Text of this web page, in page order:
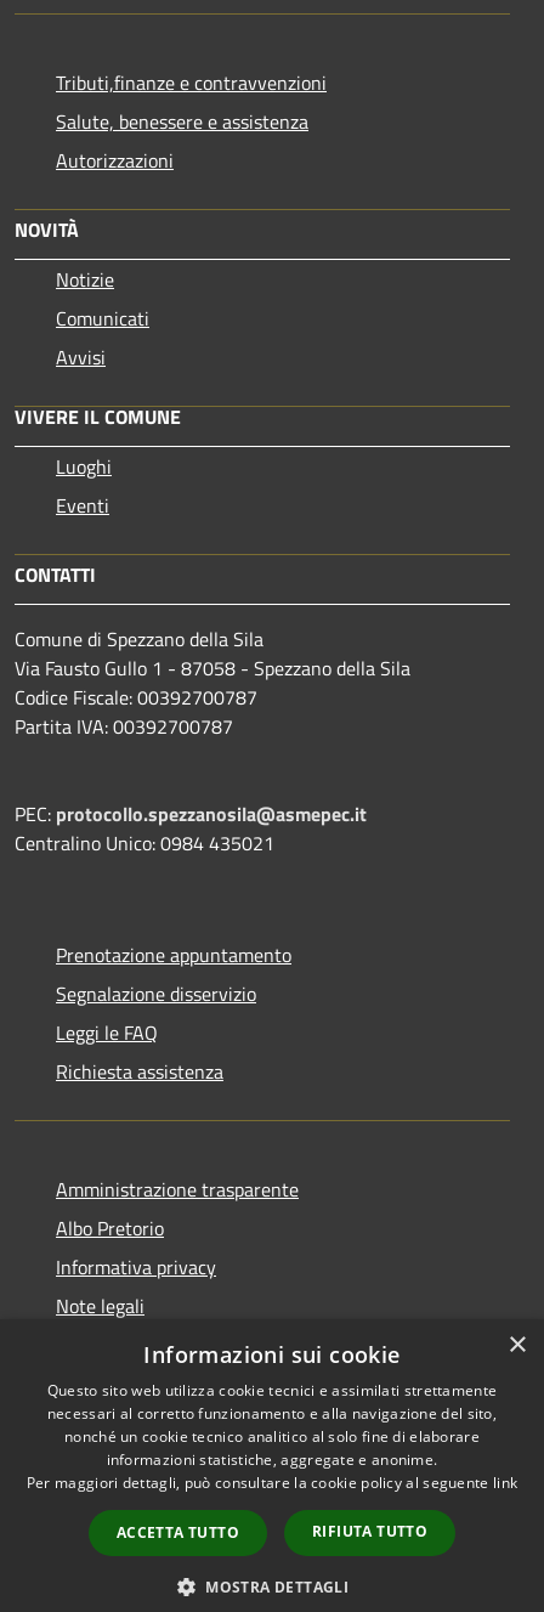
Tributi,finanze e contravvenzioni
Salute, benessere e assistenza
Autorizzazioni
NOVITÀ
Notizie
Comunicati
Avvisi
VIVERE IL COMUNE
Luoghi
Eventi
CONTATTI
Comune di Spezzano della Sila
Via Fausto Gullo 1 - 87058 - Spezzano della Sila
Codice Fiscale: 00392700787
Partita IVA: 00392700787
PEC: protocollo.spezzanosila@asmepec.it
Centralino Unico: 0984 435021
Prenotazione appuntamento
Segnalazione disservizio
Leggi le FAQ
Richiesta assistenza
Amministrazione trasparente
Albo Pretorio
Informativa privacy
Note legali
Dichiarazione di accessibilità
Accessibilità
Copyright © 2026 • Comune di
Spezzano della Sila • Powered
byMunicipium
Accesso
redazione
×
Informazioni sui cookie
Questo sito web utilizza cookie tecnici e assimilati strettamente
necessari al corretto funzionamento e alla navigazione del sito,
nonché un cookie tecnico analitico al solo fine di elaborare
informazioni statistiche, aggregate e anonime.
Per maggiori dettagli, può consultare la cookie policy al seguente link
ACCETTA TUTTO RIFIUTA TUTTO
MOSTRA DETTAGLI